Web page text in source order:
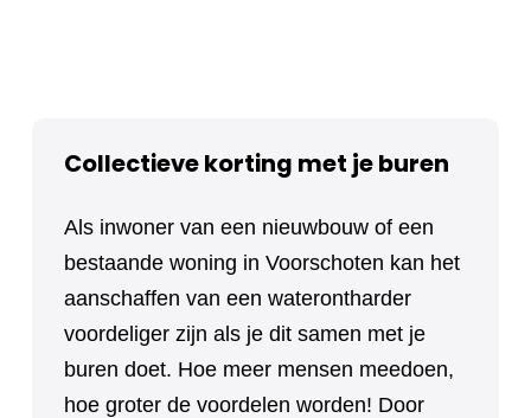
Collectieve korting met je buren
Als inwoner van een nieuwbouw of een
bestaande woning in Voorschoten kan het
aanschaffen van een waterontharder
voordeliger zijn als je dit samen met je
buren doet. Hoe meer mensen meedoen,
hoe groter de voordelen worden! Door